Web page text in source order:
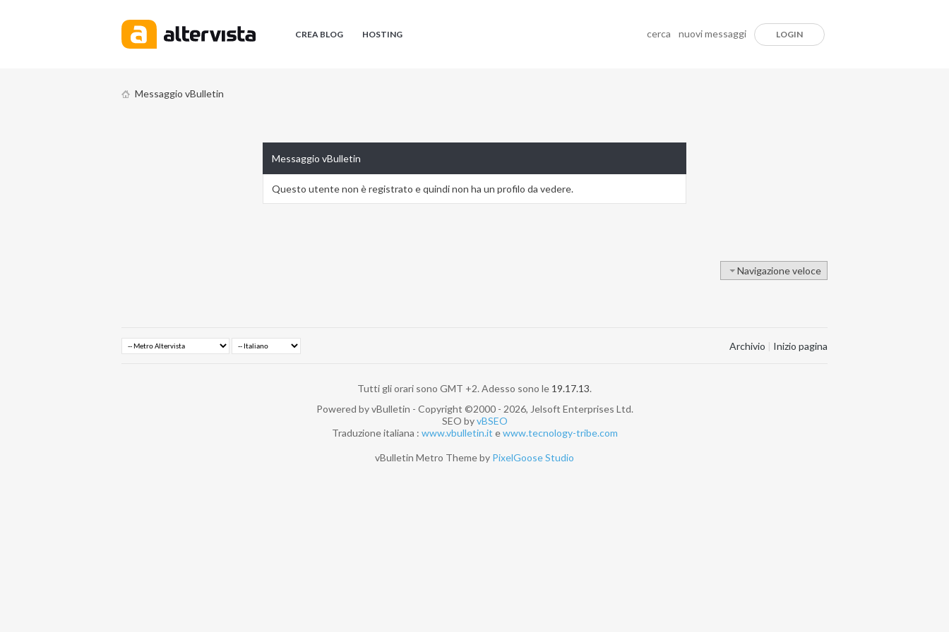
CREA BLOG HOSTING cerca nuovi messaggi LOGIN
Messaggio vBulletin
Messaggio vBulletin
Questo utente non è registrato e quindi non ha un profilo da vedere.
Navigazione veloce
Archivio | Inizio pagina
Tutti gli orari sono GMT +2. Adesso sono le 19.17.13.
Powered by vBulletin - Copyright ©2000 - 2026, Jelsoft Enterprises Ltd.
SEO byvBSEO
Traduzione italiana : www.vbulletin.it ewww.tecnology-tribe.com
vBulletin Metro Theme by PixelGoose Studio